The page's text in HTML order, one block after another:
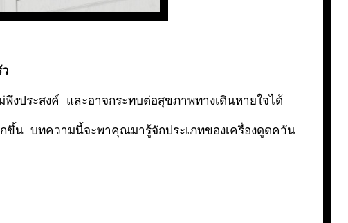
งประสงค์ และอาจกระทบต่อสุขภาพทางเดินหายใจได้
กขึ้น บทความนี้จะพาคุณมารู้จักประเภทของเครื่องดูดควัน